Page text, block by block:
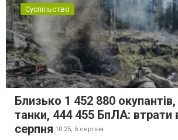
Суспільство
Близько 1 452 880
танки, 444 455 БпЛА: втрати
серпня 10:25, 5 серпня